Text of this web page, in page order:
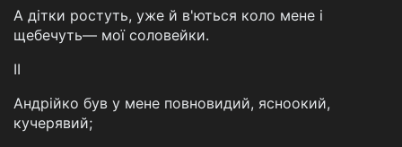
А дітки ростуть, уже й в'ються коло мене і
щебечуть— мої соловейки.
II
Андрійко був у мене повновидий, ясноокий,
кучерявий;